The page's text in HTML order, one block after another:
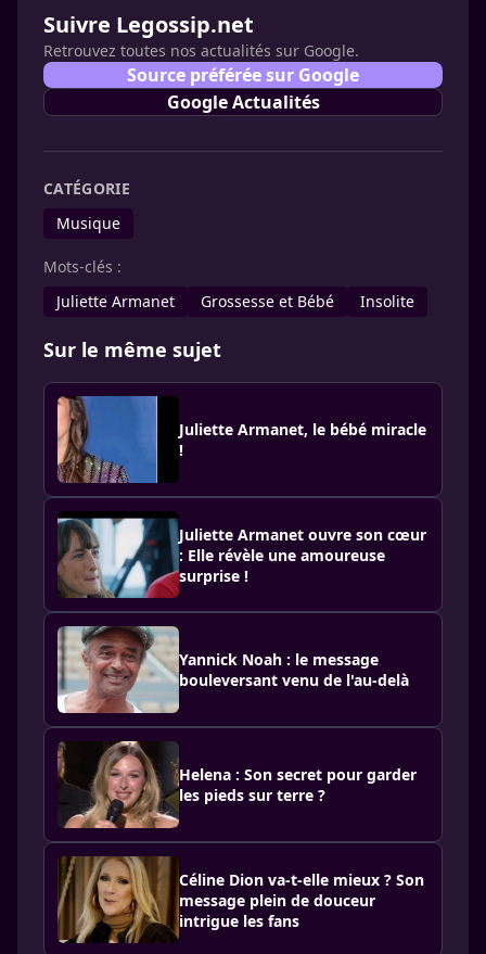
Suivre Legossip.net
Retrouvez toutes nos actualités sur Google.
Source préférée sur Google
Google Actualités
CATÉGORIE
Musique
Mots-clés :
Juliette Armanet
Grossesse et Bébé Insolite
Sur le même sujet
Juliette Armanet, le bébé miracle
!
Juliette Armanet ouvre son cœur
: Elle révèle une amoureuse
surprise !
Yannick Noah : le message
bouleversant venu de l'au-delà
Helena : Son secret pour garder
les pieds sur terre ?
Céline Dion va-t-elle mieux ? Son
message plein de douceur
intrigue les fans